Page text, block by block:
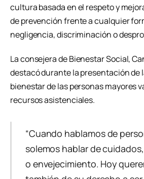
cultura basada en el respeto y
de prevención frente a cualquier
negligencia, discriminación o
La consejera de Bienestar Social,
destacó durante la presentación de
bienestar de las personas mayores
recursos asistenciales.
“Cuando hablamos de
solemos hablar de
o envejecimiento. Hoy